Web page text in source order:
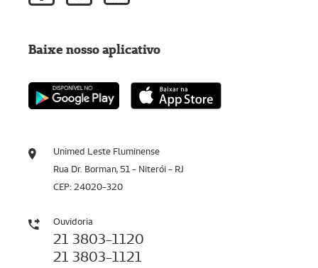
Unimed Leste Fluminense
Rua Dr. Borman, 51 - Niterói - RJ
CEP: 24020-320
Ouvidoria
21 3803-1120
21 3803-1121
Baixe nosso aplicativo